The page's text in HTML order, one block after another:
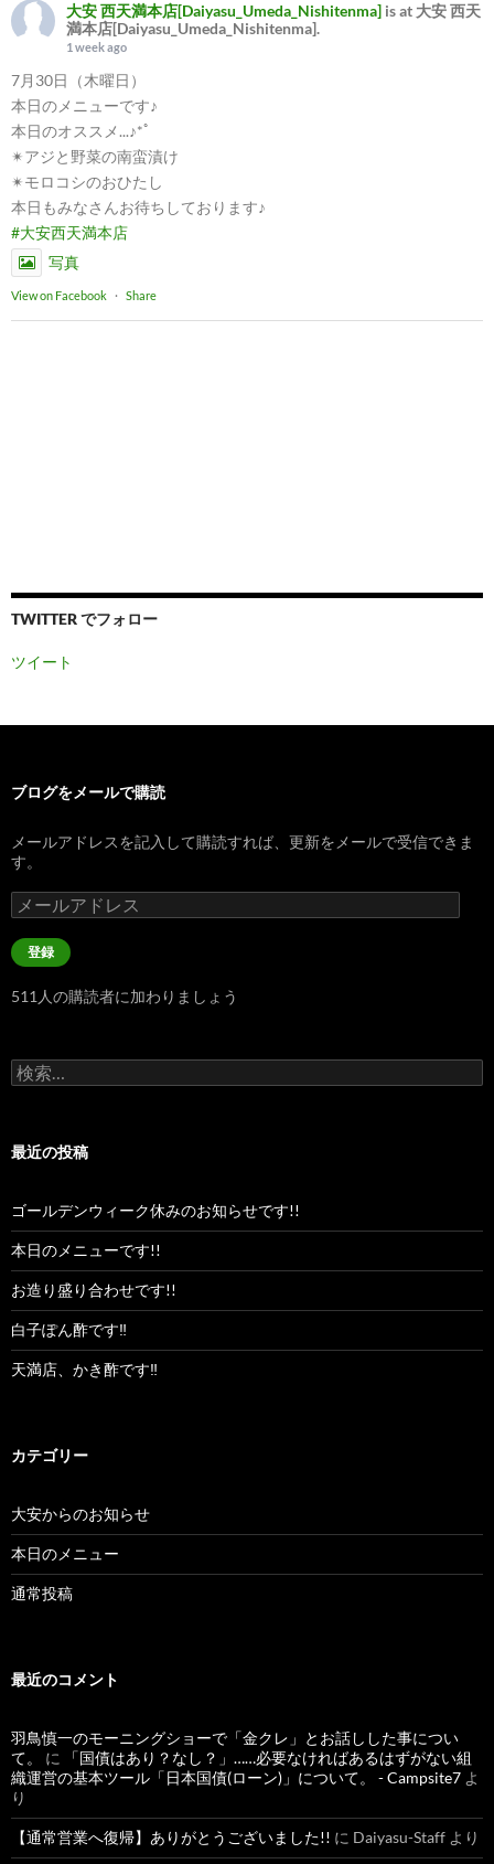
大安 西天満本店[Daiyasu_Umeda_Nishitenma] is at 大安 西天
満本店[Daiyasu_Umeda_Nishitenma].
1 week ago
7月30日（木曜日）
本日のメニューです♪
本日のオススメ...♪*ﾟ
✴︎アジと野菜の南蛮漬け
✴︎モロコシのおひたし
本日もみなさんお待ちしております♪
#大安西天満本店
写真
View on Facebook · Share
TWITTER でフォロー
ツイート
ブログをメールで購読
メールアドレスを記入して購読すれば、更新をメールで受信できま
す。
メ
ー
ル
ア
レ
登録
511人の購読者に加わりましょう
検
索:
最近の投稿
ゴールデンウィーク休みのお知らせです!!
本日のメニューです!!
お造り盛り合わせです!!
白子ぽん酢です‼︎
天満店、かき酢です‼︎
カテゴリー
大安からのお知らせ
本日のメニュー
通常投稿
最近のコメント
羽鳥慎一のモーニングショーで「金クレ」とお話しした事につい
て。
に
「国債はあり？なし？」……必要なければあるはずがない組
織運営の基本ツール「日本国債(ローン)」について。 - Campsite7 よ
り
【通常営業へ復帰】ありがとうございました!! に Daiyasu-Staff より